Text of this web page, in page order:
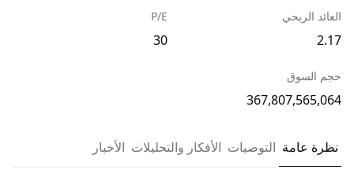
العائد الربحي
2.17
P/E
30
حجم السوق
367,807,565,064
نظرة عامة التوصيات الأفكار والتحليلات الأخبار